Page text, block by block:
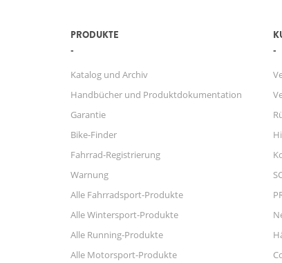
PRODUKTE
Katalog und Archiv
Handbücher und Produktdokumentation
Garantie
Bike-Finder
Fahrrad-Registrierung
Warnung
Alle Fahrradsport-Produkte
Alle Wintersport-Produkte
Alle Running-Produkte
Alle Motorsport-Produkte